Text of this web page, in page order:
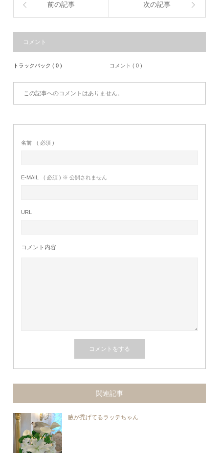
前の記事 次の記事
コメント
トラックバック ( 0 ) コメント ( 0 )
この記事へのコメントはありません。
名前 ( 必須 )
E-MAIL ( 必須 ) ※ 公開されません
URL
コメント内容
関連記事
腋が禿げてるラッテちゃん